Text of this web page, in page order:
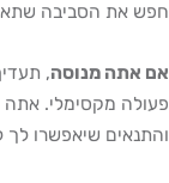
חפש את הסביבה
אם אתה מנוסה,
פעולה מקסימלי.
והתנאים שיאפשרו לך